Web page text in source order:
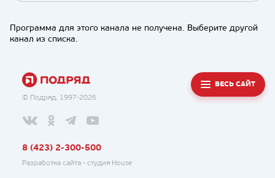
Программа для этого канала не получена. Выберите другой
канал из списка.
© Подряд, 1997-2026
ВЕСЬ САЙТ
8 (423) 2-300-500
Разработка сайта - студия House